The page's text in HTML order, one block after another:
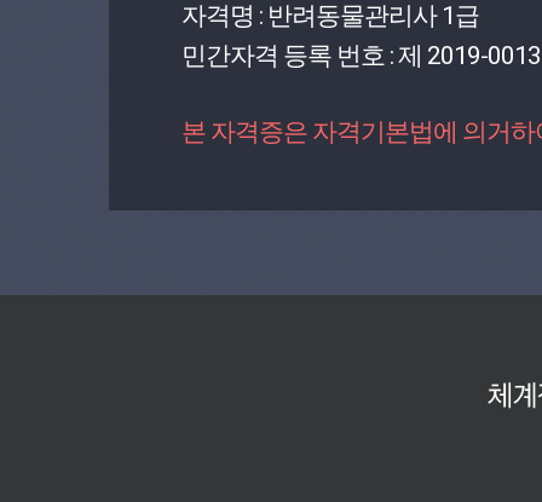
자격명 : 반려동물관리사 1급
민간자격 등록 번호 : 제 2019-
본 자격증은 자격기본법에 의거